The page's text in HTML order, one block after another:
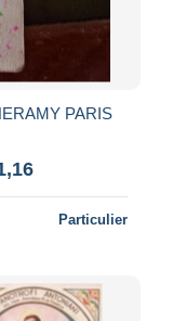
PARIS
Particulier